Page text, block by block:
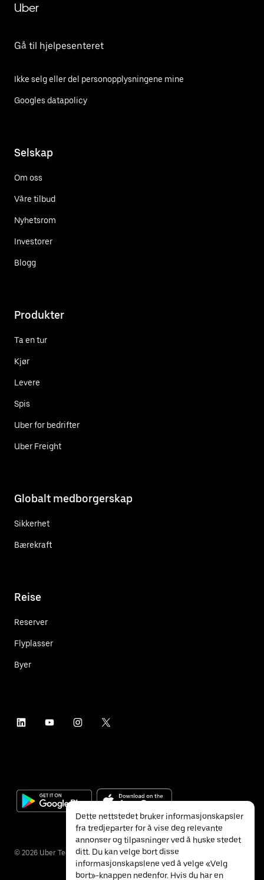
Uber
Gå til hjelpesenteret
Ikke selg eller del personopplysningene mine
Googles datapolicy
Selskap
Om oss
Våre tilbud
Nyhetsrom
Investorer
Blogg
Produkter
Ta en tur
Kjør
Levere
Spis
Uber for bedrifter
Uber Freight
Globalt medborgerskap
Sikkerhet
Bærekraft
Reise
Reserver
Flyplasser
Byer
© 2026 Uber Technologies Inc.
Dette nettstedet bruker informasjonskapsler
fra tredjeparter for å vise deg relevante
annonser og tilpasninger ved å huske stedet
ditt. Du kan velge bort disse
informasjonskapslene ved å velge «Velg
bort»-knappen nedenfor. Hvis du har en